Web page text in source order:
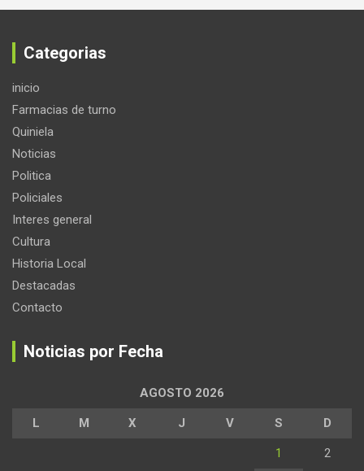
Categorias
inicio
Farmacias de turno
Quiniela
Noticias
Politica
Policiales
Interes general
Cultura
Historia Local
Destacadas
Contacto
Noticias por Fecha
AGOSTO 2026
L M X J V S D
1 2